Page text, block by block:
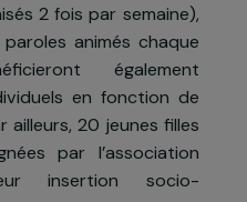
fréquentés, les
de l’association.
de développer
aux femmes
durée. 80 femmes
aux